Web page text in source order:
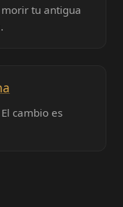
tu antigua
cambio es